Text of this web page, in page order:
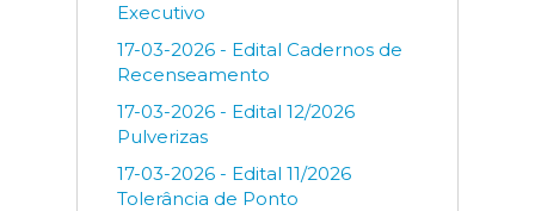
Executivo
17-03-2026 - Edital Cadernos de
Recenseamento
17-03-2026 - Edital 12/2026
Pulverizas
17-03-2026 - Edital 11/2026
Tolerância de Ponto